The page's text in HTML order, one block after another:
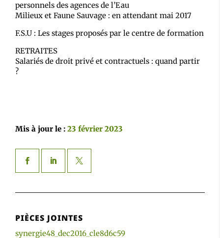
personnels des agences de l’Eau
Milieux et Faune Sauvage : en attendant mai 2017
F.S.U : Les stages proposés par le centre de formation
RETRAITES
Salariés de droit privé et contractuels : quand partir
?
Mis à jour le :23 février 2023
PIÈCES JOINTES
synergie48_dec2016_cle8d6c59